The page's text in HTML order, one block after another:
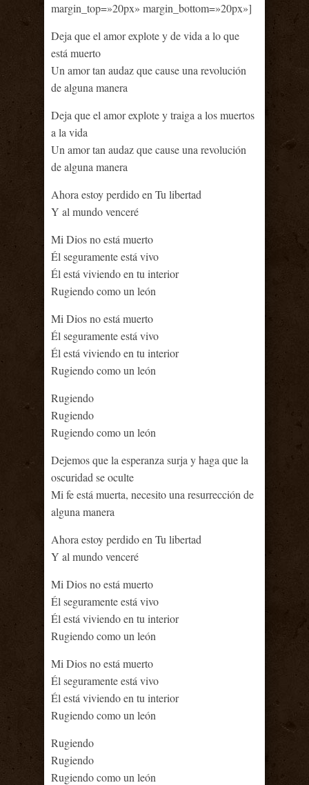
margin_top=»20px» margin_bottom=»20px»]
Deja que el amor explote y de vida a lo que
está muerto
Un amor tan audaz que cause una revolución
de alguna manera
Deja que el amor explote y traiga a los muertos
a la vida
Un amor tan audaz que cause una revolución
de alguna manera
Ahora estoy perdido en Tu libertad
Y al mundo venceré
Mi Dios no está muerto
Él seguramente está vivo
Él está viviendo en tu interior
Rugiendo como un león
Mi Dios no está muerto
Él seguramente está vivo
Él está viviendo en tu interior
Rugiendo como un león
Rugiendo
Rugiendo
Rugiendo como un león
Dejemos que la esperanza surja y haga que la
oscuridad se oculte
Mi fe está muerta, necesito una resurrección de
alguna manera
Ahora estoy perdido en Tu libertad
Y al mundo venceré
Mi Dios no está muerto
Él seguramente está vivo
Él está viviendo en tu interior
Rugiendo como un león
Mi Dios no está muerto
Él seguramente está vivo
Él está viviendo en tu interior
Rugiendo como un león
Rugiendo
Rugiendo
Rugiendo como un león